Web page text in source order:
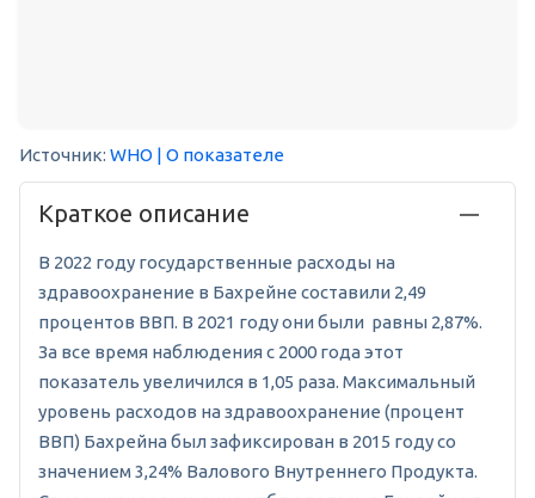
Источник: WHO | О показателе
Краткое описание
В 2022 году государственные расходы на
здравоохранение в Бахрейне составили 2,49
процентов ВВП. В 2021 году они были равны 2,87%.
За все время наблюдения с 2000 года этот
показатель увеличился в 1,05 раза. Максимальный
уровень расходов на здравоохранение (процент
ВВП) Бахрейна был зафиксирован в 2015 году со
значением 3,24% Валового Внутреннего Продукта.